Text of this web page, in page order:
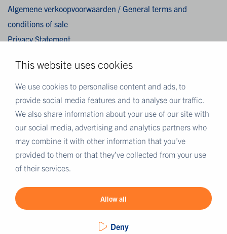
This website uses cookies
We use cookies to personalise content and ads, to
provide social media features and to analyse our traffic.
We also share information about your use of our site with
our social media, advertising and analytics partners who
may combine it with other information that you’ve
provided to them or that they’ve collected from your use
of their services.
Allow all
Deny
Algemene verkoopvoorwaarden / General terms and
conditions of sale
Privacy Statement
Disclaimer
MEER EUROFINS
Eurofins Nederland
Eurofins Scientific public group directory
Eurofins Worldwide map